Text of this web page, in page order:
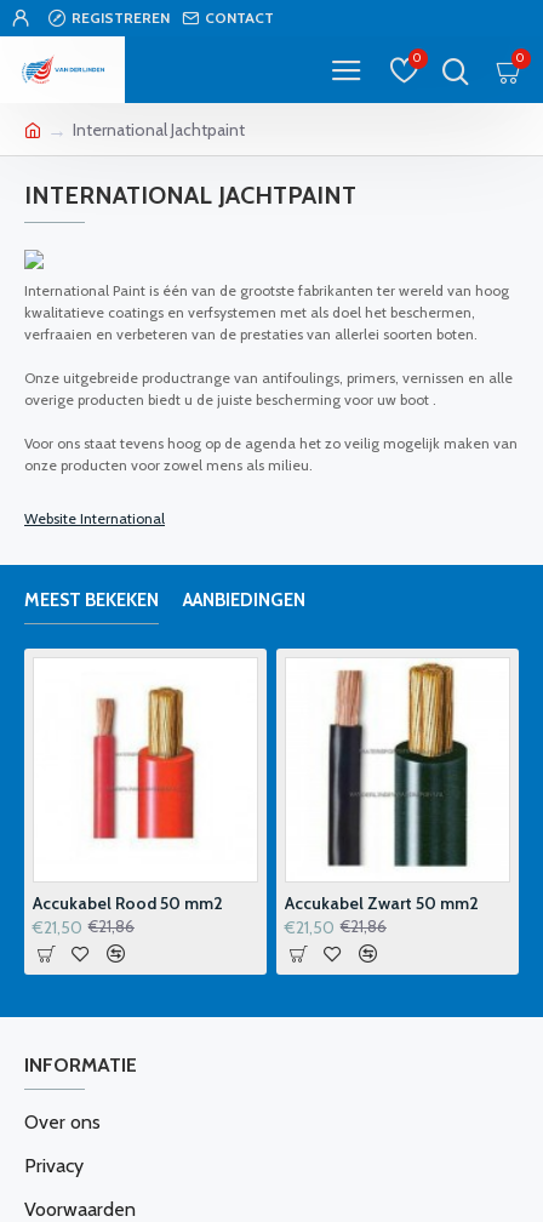
REGISTREREN CONTACT
0 0
International Jachtpaint
INTERNATIONAL JACHTPAINT
International Paint is één van de grootste fabrikanten ter wereld van hoog
kwalitatieve coatings en verfsystemen met als doel het beschermen,
verfraaien en verbeteren van de prestaties van allerlei soorten boten.
Onze uitgebreide productrange van antifoulings, primers, vernissen en alle
overige producten biedt u de juiste bescherming voor uw boot .
Voor ons staat tevens hoog op de agenda het zo veilig mogelijk maken van
onze producten voor zowel mens als milieu.
Website International
MEEST BEKEKEN AANBIEDINGEN
Accukabel Rood 50 mm2
€21,50 €21,86
Accukabel Zwart 50 mm2
€21,50 €21,86
INFORMATIE
Over ons
Privacy
Voorwaarden